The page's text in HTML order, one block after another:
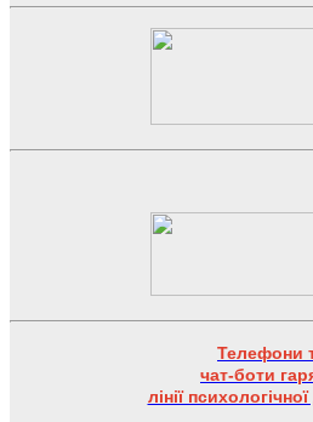
Телефони
чат-боти
лінії